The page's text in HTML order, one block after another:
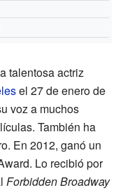
talentosa actriz
el 27 de enero de
voz a muchos
También ha
En 2012, ganó un
Lo recibió por
Forbidden Broadway